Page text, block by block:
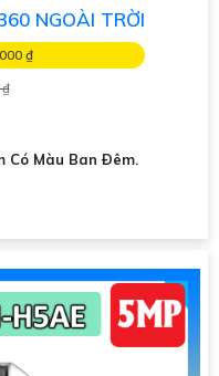
NGOÀI TRỜI
₫
Có Màu Ban Ðêm.